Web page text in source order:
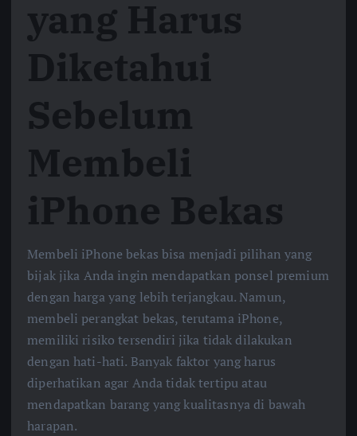
yang Harus
Diketahui
Sebelum
Membeli
iPhone Bekas
Membeli iPhone bekas bisa menjadi pilihan yang
bijak jika Anda ingin mendapatkan ponsel premium
dengan harga yang lebih terjangkau. Namun,
membeli perangkat bekas, terutama iPhone,
memiliki risiko tersendiri jika tidak dilakukan
dengan hati-hati. Banyak faktor yang harus
diperhatikan agar Anda tidak tertipu atau
mendapatkan barang yang kualitasnya di bawah
harapan.